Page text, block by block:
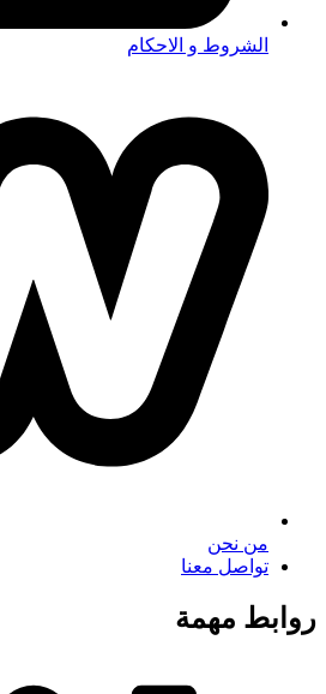
الشروط و الاحكام
من نحن
تواصل معنا
روابط مهمة